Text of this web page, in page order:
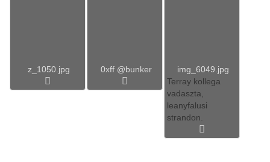
z_1050.jpg 0xff @bunker
img_6049.jpg
Terray kollega
vadaszta,
leanyfalusi
strandon.